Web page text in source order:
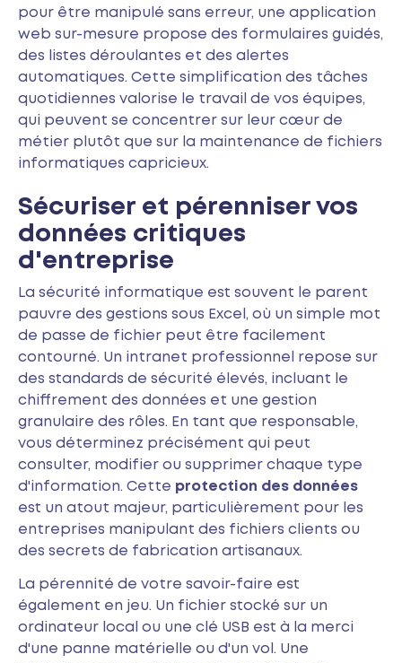
pour être manipulé sans erreur, une application
web sur-mesure propose des formulaires guidés,
des listes déroulantes et des alertes
automatiques. Cette simplification des tâches
quotidiennes valorise le travail de vos équipes,
qui peuvent se concentrer sur leur cœur de
métier plutôt que sur la maintenance de fichiers
informatiques capricieux.
Sécuriser et pérenniser vos
données critiques
d'entreprise
La sécurité informatique est souvent le parent
pauvre des gestions sous Excel, où un simple mot
de passe de fichier peut être facilement
contourné. Un intranet professionnel repose sur
des standards de sécurité élevés, incluant le
chiffrement des données et une gestion
granulaire des rôles. En tant que responsable,
vous déterminez précisément qui peut
consulter, modifier ou supprimer chaque type
d'information. Cette protection des données
est un atout majeur, particulièrement pour les
entreprises manipulant des fichiers clients ou
des secrets de fabrication artisanaux.
La pérennité de votre savoir-faire est
également en jeu. Un fichier stocké sur un
ordinateur local ou une clé USB est à la merci
d'une panne matérielle ou d'un vol. Une